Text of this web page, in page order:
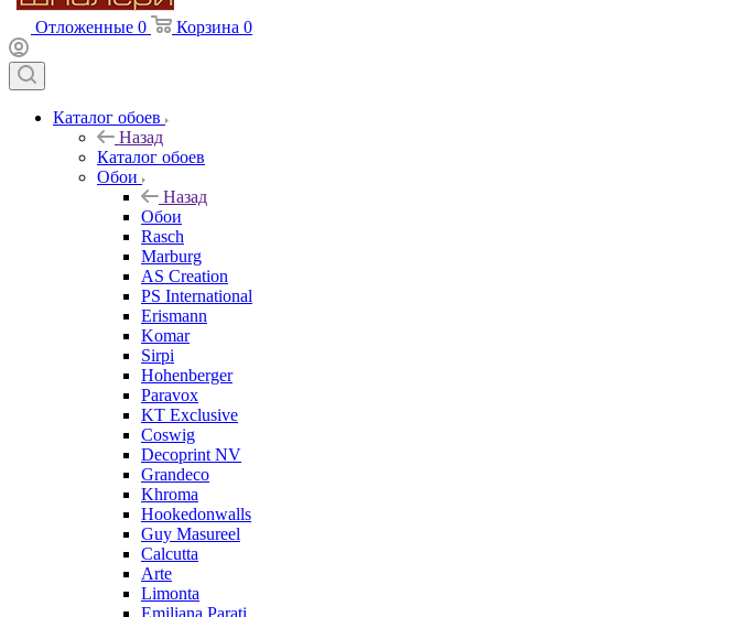
Отложенные 0 Корзина 0
Каталог обоев
Назад
Каталог обоев
Обои
Назад
Обои
Rasch
Marburg
AS Creation
PS International
Erismann
Komar
Sirpi
Hohenberger
Paravox
KT Exclusive
Coswig
Decoprint NV
Grandeco
Khroma
Hookedonwalls
Guy Masureel
Calcutta
Arte
Limonta
Emiliana Parati